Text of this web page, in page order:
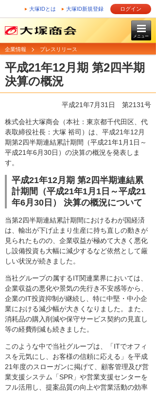
大塚IDとは 大塚ID新規登録 ログイン
メニュー
企業情報 プレスリリース
平成21年12月期 第2四半期
決算の概況
平成21年7月31日 第2131号
株式会社大塚商会（本社：東京都千代田区、代
表取締役社長：大塚 裕司）は、平成21年12月
期第2四半期連結累計期間（平成21年1月1日～
平成21年6月30日）の決算の概況を発表しま
す。
平成21年12月期 第2四半期連結累
計期間（平成21年1月1日～平成21
年6月30日） 決算の概況について
当第2四半期連結累計期間におけるわが国経済
は、輸出が下げ止まり生産に持ち直しの動きが
見られたものの、企業収益が極めて大きく悪化
し設備投資も大幅に減少するなど依然として厳
しい状況が続きました。
当社グループの属するIT関連業界においては、
企業収益の悪化や景気の先行き不安感等から、
企業のIT投資抑制が継続し、特に中堅・中小企
業における減少幅が大きくなりました。また、
消耗品の購入削減や保守サービス契約の見直し
等の経費削減も続きました。
このような中で当社グループは、「ITでオフィ
スを元気にし、お客様の信頼に応える」を平成
21年度のスローガンに掲げて、顧客管理及び営
業支援システム「SPR」や営業支援センターを
フル活用し、提案品質の向上や営業活動の効率